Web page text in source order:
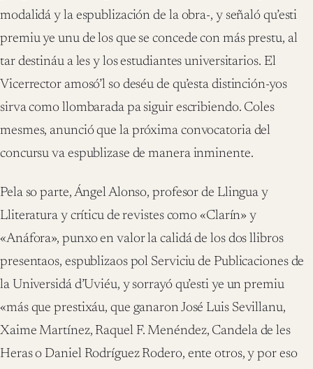
modalidá y la espublización de la obra-, y señaló qu’esti
premiu ye unu de los que se concede con más prestu, al
tar destináu a les y los estudiantes universitarios. El
Vicerrector amosó’l so deséu de qu’esta distinción-yos
sirva como llombarada pa siguir escribiendo. Coles
mesmes, anunció que la próxima convocatoria del
concursu va espublizase de manera inminente.
Pela so parte, Ángel Alonso, profesor de Llingua y
Lliteratura y críticu de revistes como «Clarín» y
«Anáfora», punxo en valor la calidá de los dos llibros
presentaos, espublizaos pol Serviciu de Publicaciones de
la Universidá d’Uviéu, y sorrayó qu’esti ye un premiu
«más que prestixáu, que ganaron José Luis Sevillanu,
Xaime Martínez, Raquel F. Menéndez, Candela de les
Heras o Daniel Rodríguez Rodero, ente otros, y por eso